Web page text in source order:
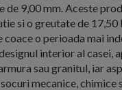
9,00 mm. Aceste
si o greutate de
o perioada mai
interior al casei,
sau granitul, iar
mecanice, chimice